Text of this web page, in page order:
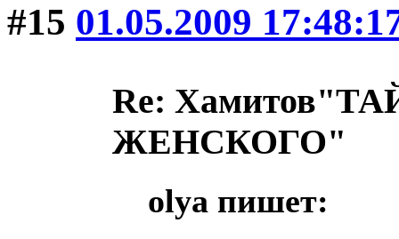
#15 01.05.2009
Re:
ЖЕНСКОГО"
olya пишет: